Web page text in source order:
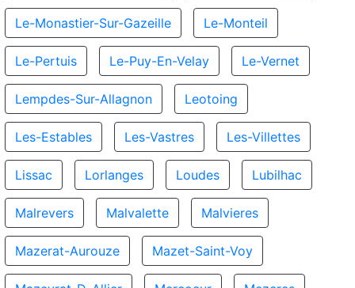
Le-Monastier-Sur-Gazeille Le-Monteil
Le-Pertuis Le-Puy-En-Velay Le-Vernet
Lempdes-Sur-Allagnon Leotoing
Les-Estables Les-Vastres Les-Villettes
Lissac Lorlanges Loudes Lubilhac
Malrevers Malvalette Malvieres
Mazerat-Aurouze Mazet-Saint-Voy